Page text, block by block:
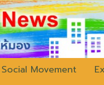
Social Movement